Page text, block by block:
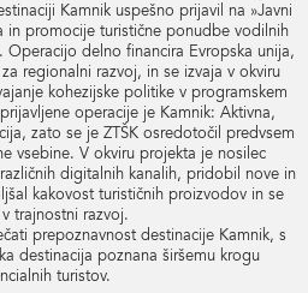
Kamnik uspešno prijavil na »Javni
in promocije turistične ponudbe vodilnih
Operacijo delno financira Evropska unija,
regionalni razvoj, in se izvaja v okviru
kohezijske politike v programskem
operacije je Kamnik: Aktivna,
zato se je ZTŠK osredotočil predvsem
vsebine. V okviru projekta je nosilec
digitalnih kanalih, pridobil nove in
kakovost turističnih proizvodov in se
v trajnostni razvoj.
prepoznavnost destinacije Kamnik, s
destinacija poznana širšemu krogu
turistov.